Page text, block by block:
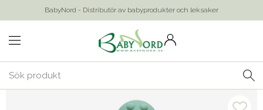
BabyNord - Distributör av babyprodukter och leksaker